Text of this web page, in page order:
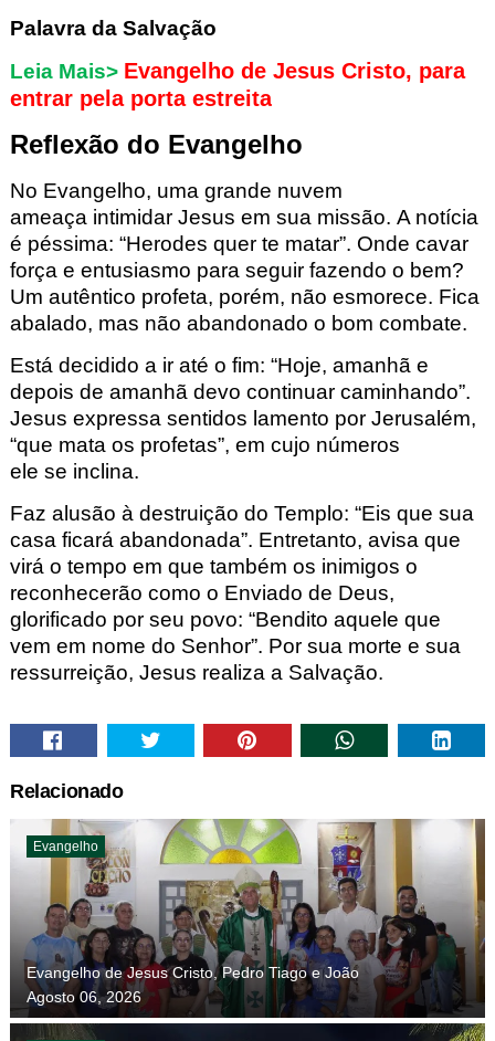
Palavra da Salvação
Leia Mais> Evangelho de Jesus Cristo, para
entrar pela porta estreita
Reflexão do Evangelho
No Evangelho, uma grande nuvem
ameaça intimidar Jesus em sua missão. A notícia
é péssima: “Herodes quer te matar”. Onde cavar
força e entusiasmo para seguir fazendo o bem?
Um autêntico profeta, porém, não esmorece. Fica
abalado, mas não abandonado o bom combate.
Está decidido a ir até o fim: “Hoje, amanhã e
depois de amanhã devo continuar caminhando”.
Jesus expressa sentidos lamento por Jerusalém,
“que mata os profetas”, em cujo números
ele se inclina.
Faz alusão à destruição do Templo: “Eis que sua
casa ficará abandonada”. Entretanto, avisa que
virá o tempo em que também os inimigos o
reconhecerão como o Enviado de Deus,
glorificado por seu povo: “Bendito aquele que
vem em nome do Senhor”. Por sua morte e sua
ressurreição, Jesus realiza a Salvação.
Relacionado
Evangelho
Evangelho de Jesus Cristo, Pedro Tiago e João
Agosto 06, 2026